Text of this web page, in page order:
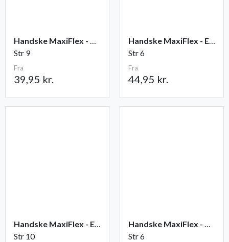
Handske MaxiFlex - Ultimate
Str 9
Fra
39,95 kr.
Handske MaxiFlex - Endurance
Str 6
Fra
44,95 kr.
Handske MaxiFlex - Elite
Str 10
Handske MaxiFlex - Cut
Str 6